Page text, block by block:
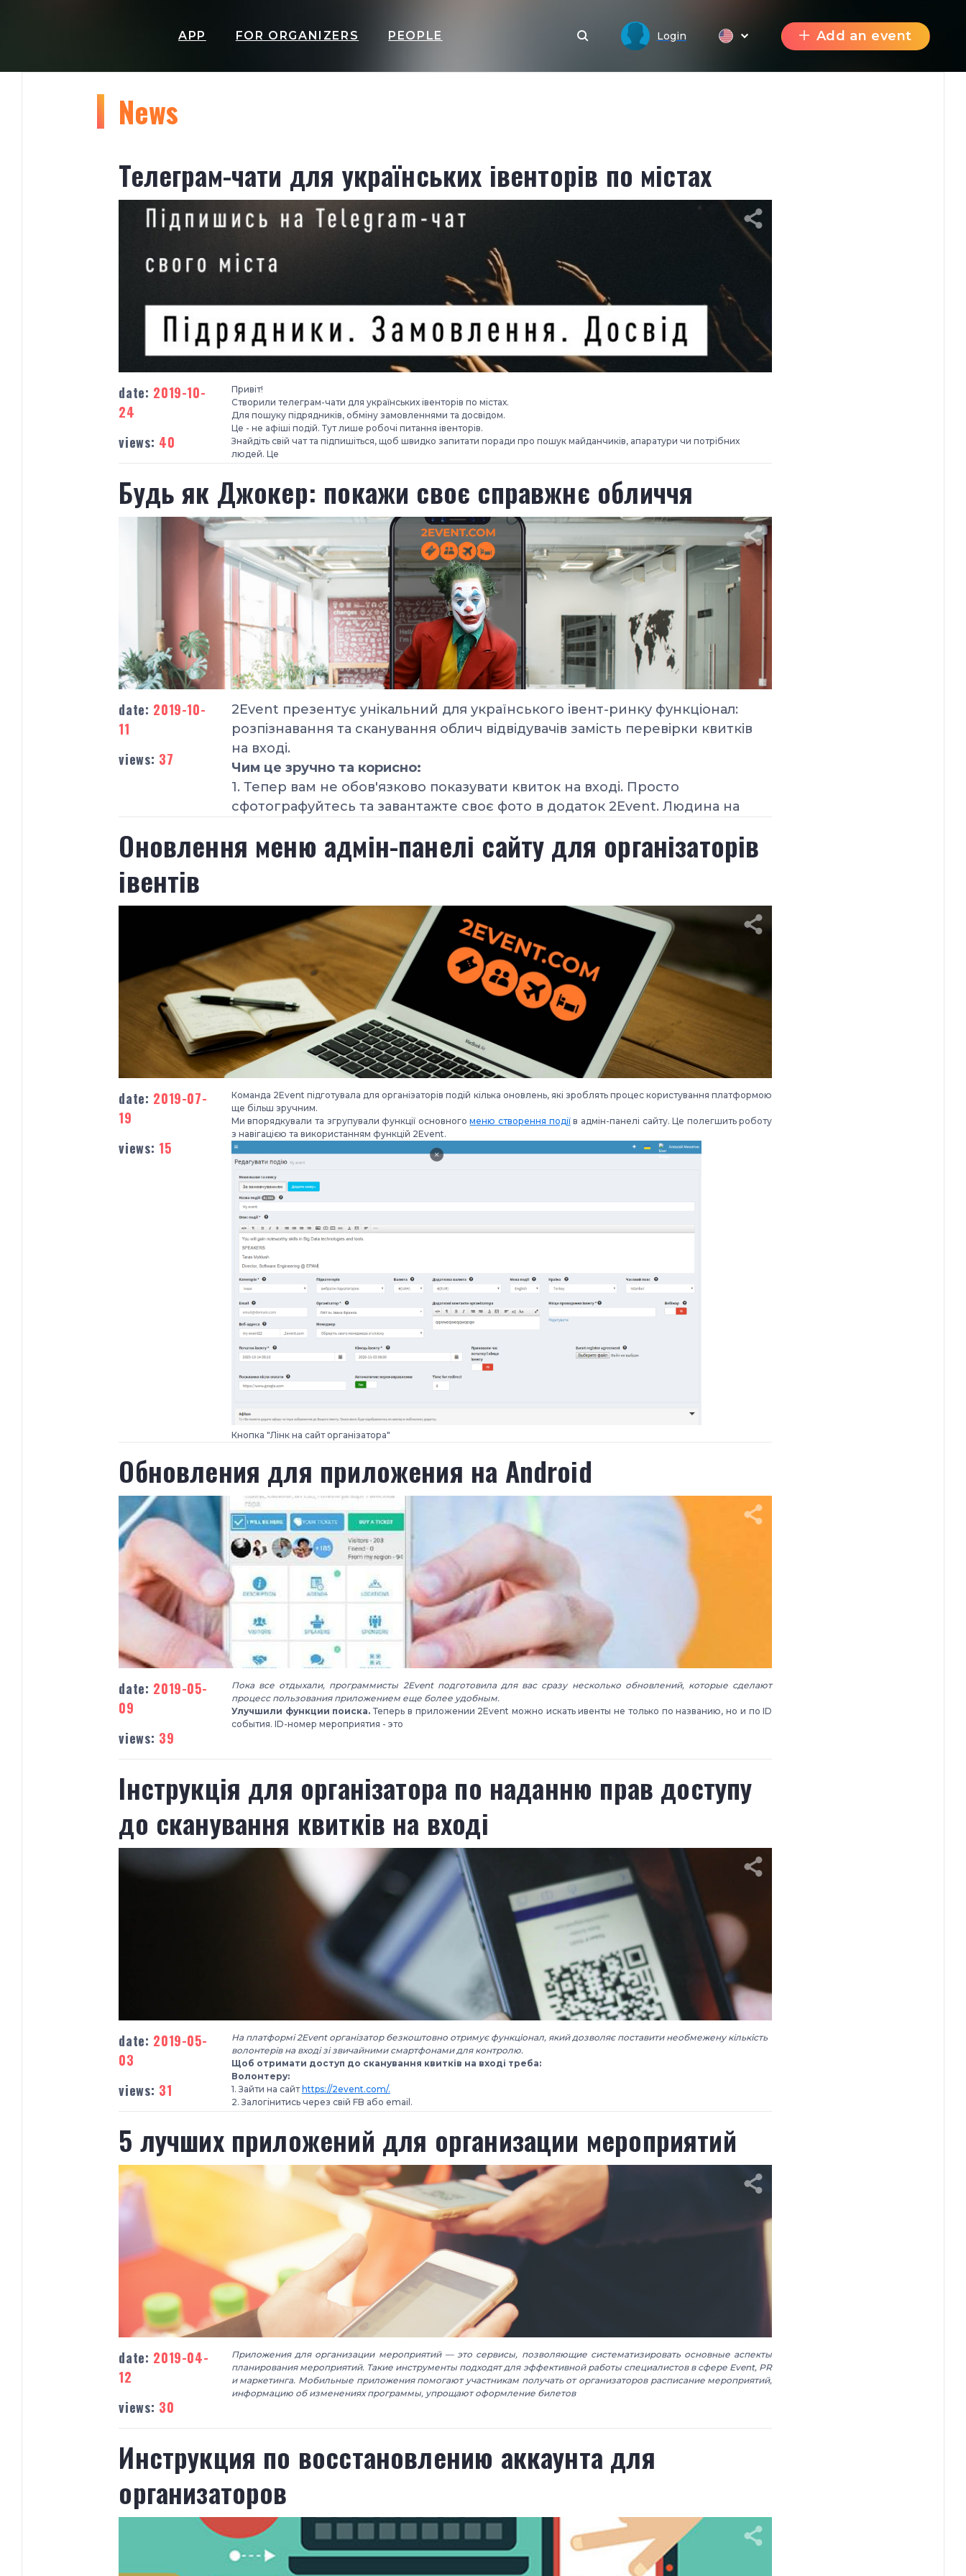
APP FOR ORGANIZERS PEOPLE Login Add an event
News
Телеграм-чати для українських івенторів по містах
date: 2019-10-
24
views: 40
Привіт!
Створили телеграм-чати для українських івенторів по містах.
Для пошуку підрядників, обміну замовленнями та досвідом.
Це - не афіші подій. Тут лише робочі питання івенторів.
Знайдіть свій чат та підпишіться, щоб швидко запитати поради про пошук майданчиків, апаратури чи потрібних
людей. Це
Будь як Джокер: покажи своє справжнє обличчя
date: 2019-10-
11
views: 37
2Event презентує унікальний для українського івент-ринку функціонал:
розпізнавання та сканування облич відвідувачів замість перевірки квитків
на вході.
Чим це зручно та корисно:
1. Тепер вам не обов'язково показувати квиток на вході. Просто
cфотографуйтесь та завантажте своє фото в додаток 2Event. Людина на
Оновлення меню адмін-панелі сайту для організаторів
івентів
date: 2019-07-
19
views: 15
Команда 2Event підготувала для організаторів подій кілька оновлень, які зроблять процес користування платформою
ще більш зручним.
Ми впорядкували та згрупували функції основногоменю створення подіїв адмін-панелі сайту. Це полегшить роботу
з навігацією та використанням функцій 2Event.
Кнопка "Лінк на сайт організатора"
​Обновления для приложения на Android
date: 2019-05-
09
views: 39
Пока все отдыхали, программисты 2Event подготовила для вас сразу несколько обновлений, которые сделают
процесс пользования приложением еще более удобным.
Улучшили функции поиска.Теперь в приложении 2Event можно искать ивенты не только по названию, но и по ID
события. ID-номер мероприятия - это
​Інструкція для організатора по наданню прав доступу
до сканування квитків на вході
date: 2019-05-
03
views: 31
На платформі 2Event організатор безкоштовно отримує функціонал, який дозволяє поставити необмежену кількість
волонтерів на вході зі звичайними смартфонами для контролю.
Щоб отримати доступ до сканування квитків на вході треба:
Волонтеру:
1. Зайти на сайт https://2event.com/.
2. Залогінитись через свій FB або email.
5 лучших приложений для организации мероприятий
date: 2019-04-
12
views: 30
Приложения для организации мероприятий — это сервисы, позволяющие систематизировать основные аспекты
планирования мероприятий. Такие инструменты подходят для эффективной работы специалистов в сфере Event, PR
и маркетинга. Мобильные приложения помогают участникам получать от организаторов расписание мероприятий,
информацию об изменениях программы, упрощают оформление билетов
Инструкция по восстановлению аккаунта для
организаторов